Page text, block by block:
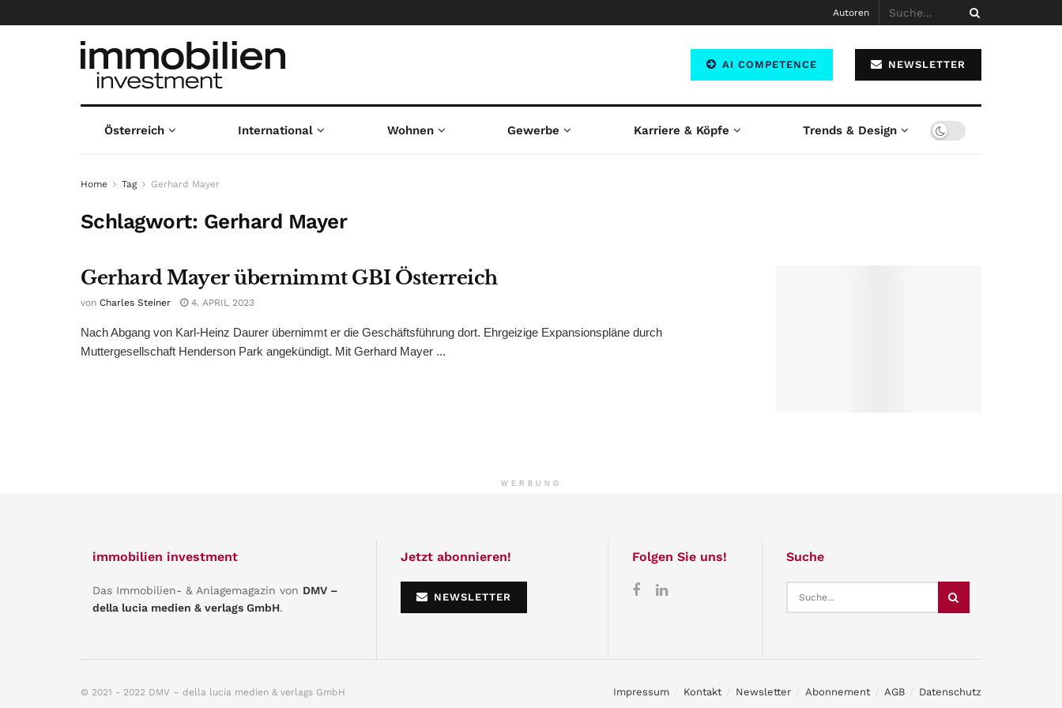
Autoren
AI COMPETENCE NEWSLETTER
Österreich International Wohnen Gewerbe Karriere & Köpfe Trends & Design
Home Tag Gerhard Mayer
Schlagwort: Gerhard Mayer
Gerhard Mayer übernimmt GBI Österreich
von Charles Steiner 4. APRIL 2023
Nach Abgang von Karl-Heinz Daurer übernimmt er die Geschäftsführung dort. Ehrgeizige Expansionspläne durch
Muttergesellschaft Henderson Park angekündigt. Mit Gerhard Mayer ...
WERBUNG
immobilien investment
Das Immobilien- & Anlagemagazin von DMV –
della lucia medien & verlags GmbH.
Jetzt abonnieren!
NEWSLETTER
Folgen Sie uns! Suche
Impressum Kontakt Newsletter Abonnement AGB Datenschutz
© 2021 - 2022 DMV – della lucia medien & verlags GmbH